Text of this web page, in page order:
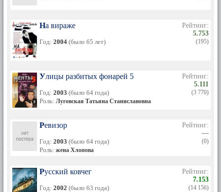
На вираже
Год: 2004 (было 65 лет)
Рейтинг:
5.753
(195)
Улицы разбитых фонарей 5
Год: 2003 (было 64 года)
Роль: Луговская Татьяна Станиславовна
Рейтинг:
5.111
(3 770)
Ревизор
Год: 2003 (было 64 года)
Роль: жена Хлопова
Рейтинг:
—
(0)
Русский ковчег
Год: 2002 (было 63 года)
Рейтинг:
7.153
(14 156)